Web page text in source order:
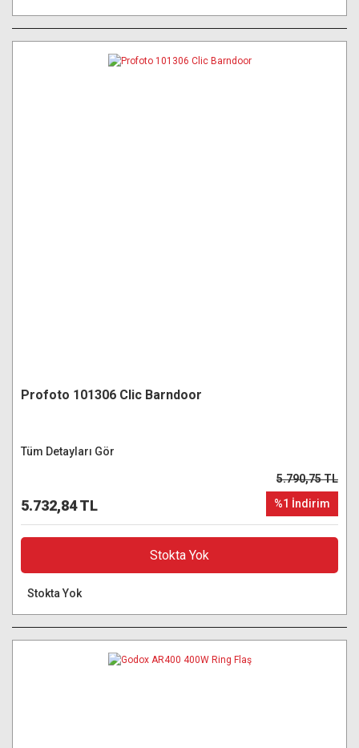
Profoto 101306 Clic Barndoor
Tüm Detayları Gör
5.732,84 TL
5.790,75 TL
%1 İndirim
Stokta Yok
Stokta Yok